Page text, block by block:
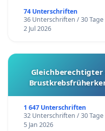
74 Unterschriften
36 Unterschriften / 30 Tage
2 Jul 2026
Gleichberechtigter
1 647 Unterschriften
32 Unterschriften / 30 Tage
5 Jan 2026